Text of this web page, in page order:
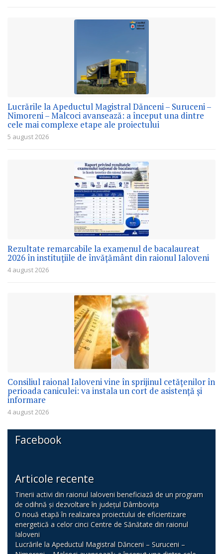
Lucrările la Apeductul Magistral Dănceni – Suruceni –
Nimoreni – Malcoci avansează: a început una dintre
cele mai complexe etape ale proiectului
5 august 2026
Rezultate remarcabile la examenul de bacalaureat
2026 în instituțiile de învățământ din raionul Ialoveni
4 august 2026
Consiliul raional Ialoveni vine în sprijinul cetățenilor în
perioada caniculei: va instala un cort de asistență și
informare
4 august 2026
Facebook
Articole recente
Tinerii activi din raionul Ialoveni beneficiază de un program
de odihnă și dezvoltare în județul Dâmbovița
O nouă etapă în realizarea proiectului de eficientizare
energetică a celor cinci Centre de Sănătate din raionul
Ialoveni
Lucrările la Apeductul Magistral Dănceni – Suruceni –